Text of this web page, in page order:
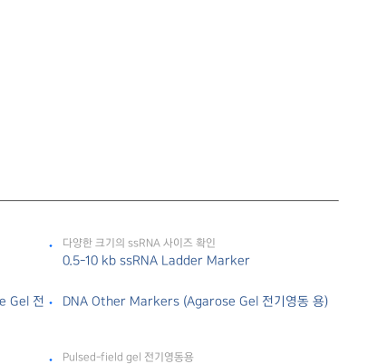
다양한 크기의 ssRNA 사이즈 확인
0.5-10 kb ssRNA Ladder Marker
Gel 전
DNA Other Markers (Agarose Gel 전기영동 용)
Pulsed-field gel 전기영동용